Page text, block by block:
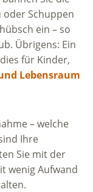
Schuppen
ein – so
Übrigens: Ein
für Kinder,
Lebensraum
– welche
Ihre
Sie mit der
wenig Aufwand